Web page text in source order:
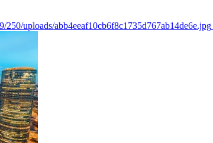
250/uploads/abb4eeaf10cb6f8c1735d767ab14de6e.jpg